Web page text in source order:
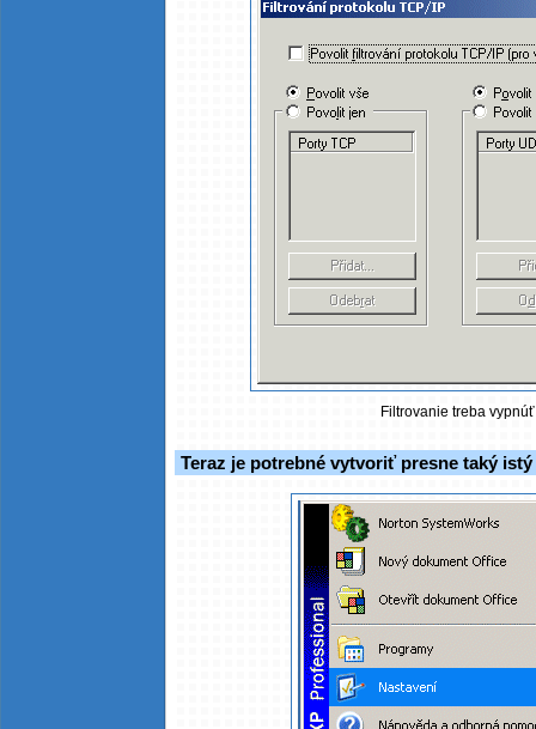
Filtrovanie treba
Teraz je potrebné vytvoriť presne taký